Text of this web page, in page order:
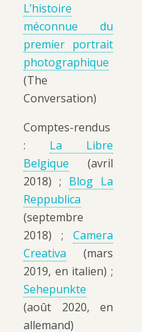
L’histoire
méconnue du
premier portrait
photographique
(The
Conversation)
Comptes-rendus
: La Libre
Belgique (avril
2018) ; Blog La
Reppublica
(septembre
2018) ; Camera
Creativa (mars
2019, en italien) ;
Sehepunkte
(août 2020, en
allemand)